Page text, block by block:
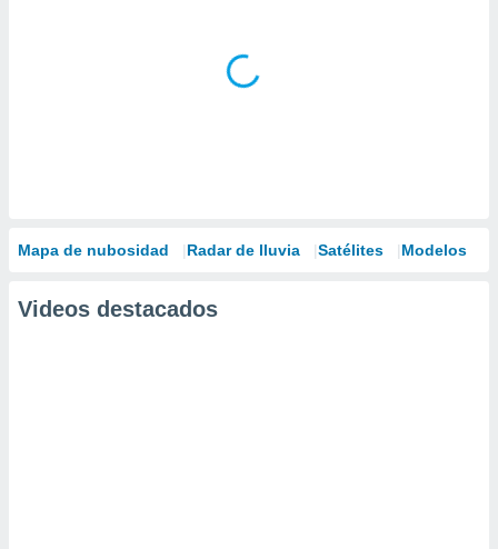
Mapa de nubosidad Radar de lluvia Satélites Modelos
Videos destacados